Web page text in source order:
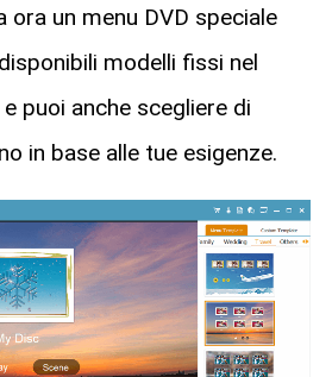
ora un menu DVD speciale
modelli fissi nel
puoi anche scegliere di
in base alle tue esigenze.